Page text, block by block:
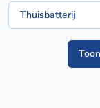
Thuisbatterij